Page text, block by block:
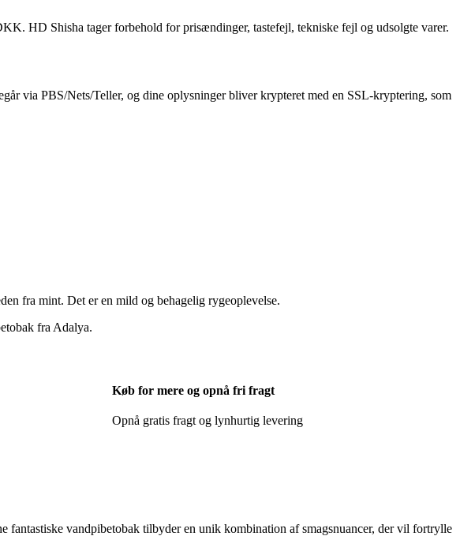
HD Shisha tager forbehold for prisændinger, tastefejl, tekniske fejl og udsolgte varer.
via PBS/Nets/Teller, og dine oplysninger bliver krypteret med en SSL-kryptering, som
fra mint. Det er en mild og behagelig rygeoplevelse.
fra Adalya.
Køb for mere og opnå fri fragt
Opnå gratis fragt og lynhurtig levering
vandpibetobak tilbyder en unik kombination af smagsnuancer, der vil fortrylle